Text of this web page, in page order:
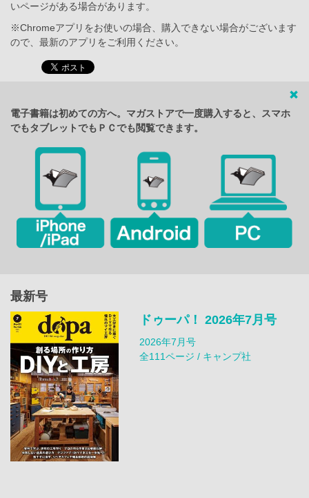
いページがある場合があります。
※Chromeアプリをお使いの場合、購入できない場合がございます
ので、最新のアプリをご利用ください。
電子書籍は初めての方へ。マガストアで一度購入すると、スマホ
でもタブレットでもＰＣでも閲覧できます。
最新号
ドゥーパ！ 2026年7月号
2026年7月号
全111ページ / キャンプ社